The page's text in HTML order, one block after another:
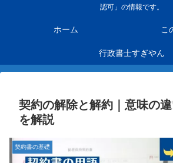
認可」の情報です。
ホーム こ
行政書士すぎやん
契約の解除と解約｜意味の
を解説
契約書の基礎